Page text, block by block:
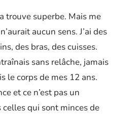
trouve superbe. Mais me
aucun sens. J’ai des
des bras, des cuisses.
sans relâche, jamais
le corps de mes 12 ans.
et ce n’est pas un
celles qui sont minces de